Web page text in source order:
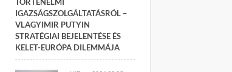
IGAZSÁGSZOLGÁLTATÁSRÓL –
VLAGYIMIR PUTYIN
STRATÉGIAI BEJELENTÉSE ÉS
KELET-EURÓPA DILEMMÁJA